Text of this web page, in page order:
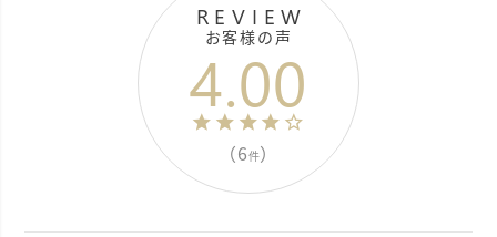
REVIEW
お客様の声
4.00
（6件）